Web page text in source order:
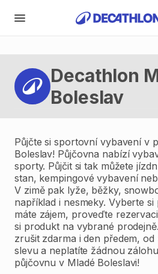
Decathlon
Boleslav
Půjčte si sportovní vybavení v
Boleslav! Půjčovna nabízí
sporty. Půjčit si tak můžete
stan, kempingové vybavení
V zimě pak lyže, běžky,
například i nesmeky. Vyberte
máte zájem, proveďte
si produkt na vybrané
zrušit zdarma i den předem,
slevu a neplatíte žádnou
půjčovnu v Mladé Boleslavi!